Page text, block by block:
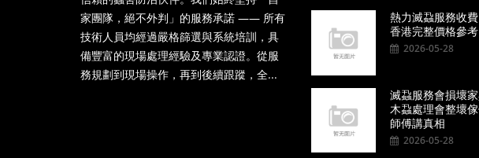
家團隊，絕不外判」的服務承諾 —— 所有
技術人員均經過嚴格篩選與系統培訓，具
備豐富的現場處理經驗及專業認證。從服
務規劃到現場操作，再到後續跟蹤，全...
熱力滅蝨服務收
香港完整價格參考
2026-05-28
滅蝨服務會損壞家
木蝨處理會整壞
師傅講真相
2026-05-28